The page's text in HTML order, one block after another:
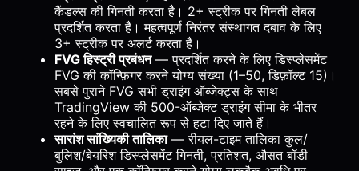
कैंडल्स की गिनती करता है। 2+ स्ट्रीक पर गिनती लेबल
प्रदर्शित करता है। महत्वपूर्ण निरंतर संस्थागत दबाव के लिए
3+ स्ट्रीक पर अलर्ट करता है।
FVG हिस्ट्री प्रबंधन— प्रदर्शित करने के लिए डिस्प्लेसमेंट
FVG की कॉन्फ़िगर करने योग्य संख्या (1–50, डिफ़ॉल्ट 15)।
सबसे पुराने FVG सभी ड्राइंग ऑब्जेक्ट्स के साथ
TradingView की 500-ऑब्जेक्ट ड्राइंग सीमा के भीतर
रहने के लिए स्वचालित रूप से हटा दिए जाते हैं।
सारांश सांख्यिकी तालिका— रीयल-टाइम तालिका कुल/
बुलिश/बेयरिश डिस्प्लेसमेंट गिनती, प्रतिशत, औसत बॉडी